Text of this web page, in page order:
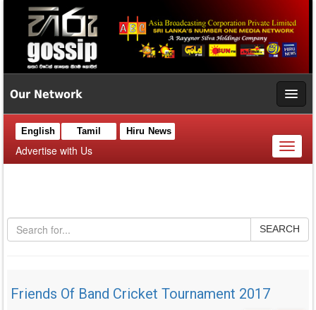
Our Network
English Tamil Hiru News
Advertise with Us
Toggle
SEARCH
Friends Of Band Cricket Tournament 2017